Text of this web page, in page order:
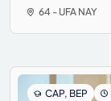
64 - UFA NAY
CAP, BEP